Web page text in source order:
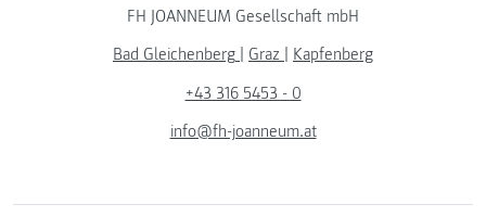
FH JOANNEUM Gesellschaft mbH
Bad Gleichenberg
Graz
Kapfenberg
+43 316 5453 - 0
info@fh-joanneum.at